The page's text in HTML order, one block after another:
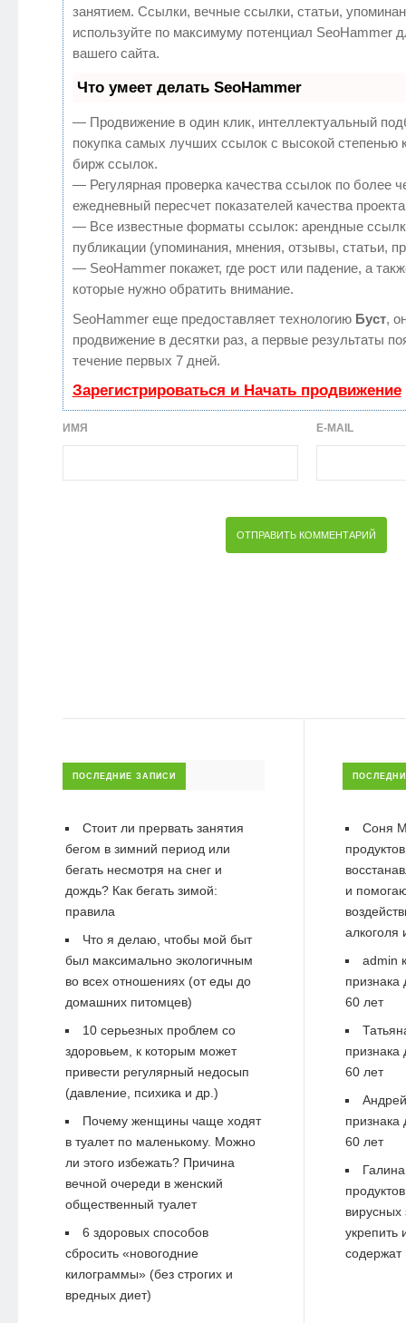
занятием. Ссылки, вечные ссылки, статьи,
используйте по максимуму потенциал SeoHammer
вашего сайта.
Что умеет делать SeoHammer
— Продвижение в один клик, интеллектуальный
покупка самых лучших ссылок с высокой степенью
бирж ссылок.
— Регулярная проверка качества ссылок по более
ежедневный пересчет показателей качества
— Все известные форматы ссылок: арендные
публикации (упоминания, мнения, отзывы, статьи,
— SeoHammer покажет, где рост или падение, а
которые нужно обратить внимание.
SeoHammer еще предоставляет технологию Буст,
продвижение в десятки раз, а первые результаты
течение первых 7 дней.
Зарегистрироваться и Начать продвижение
ИМЯ E-MAIL
ПОСЛЕДНИЕ ЗАПИСИ
Стоит ли прервать занятия
бегом в зимний период или
бегать несмотря на снег и
дождь? Как бегать зимой:
правила
Что я делаю, чтобы мой быт
был максимально экологичным
во всех отношениях (от еды до
домашних питомцев)
10 серьезных проблем со
здоровьем, к которым может
привести регулярный недосып
(давление, психика и др.)
Почему женщины чаще ходят
в туалет по маленькому. Можно
ли этого избежать? Причина
вечной очереди в женский
общественный туалет
6 здоровых способов
сбросить «новогодние
килограммы» (без строгих и
вредных диет)
Соня
и
алкоголя
admin
60 лет
60 лет
Андрей
60 лет
Галина
вирусных
укрепить
содержат